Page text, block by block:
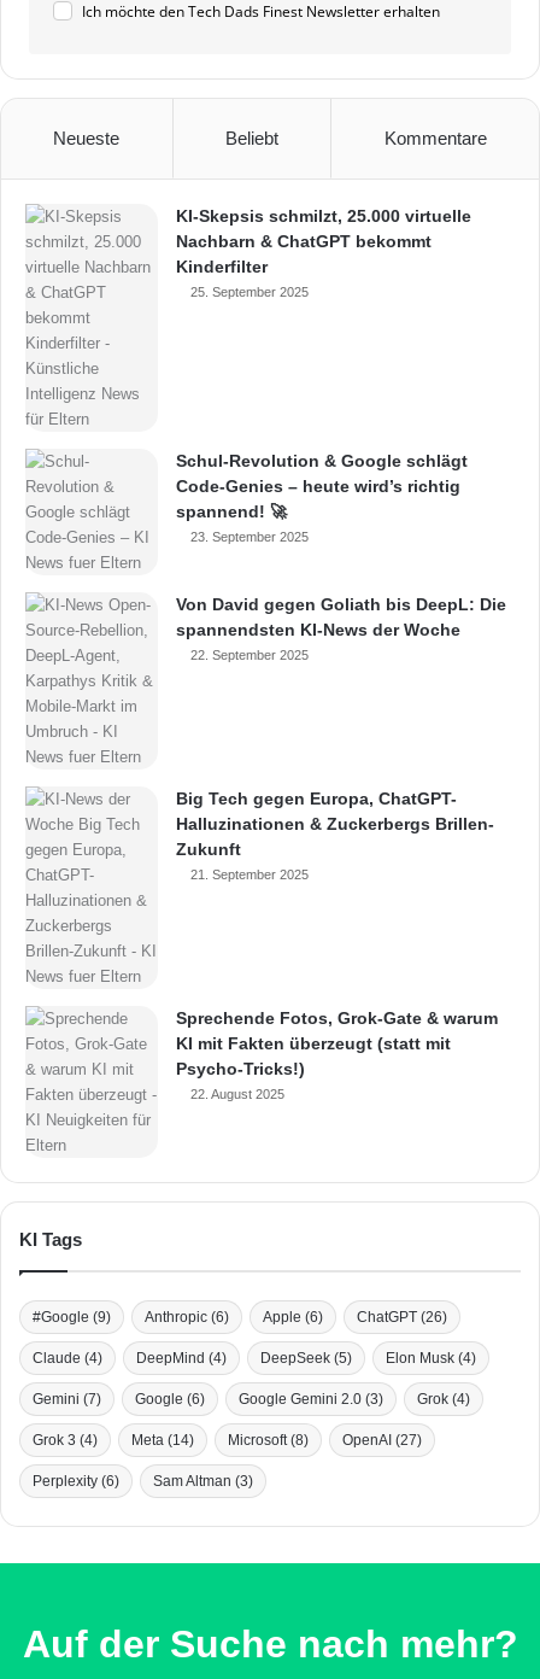
Ich möchte den Tech Dads Finest Newsletter erhalten
Neueste Beliebt Kommentare
KI-Skepsis schmilzt, 25.000 virtuelle
Nachbarn & ChatGPT bekommt
Kinderfilter
25. September 2025
Schul-Revolution & Google schlägt
Code-Genies – heute wird’s richtig
spannend! 🚀
23. September 2025
Von David gegen Goliath bis DeepL: Die
spannendsten KI-News der Woche
22. September 2025
Big Tech gegen Europa, ChatGPT-
Halluzinationen & Zuckerbergs Brillen-
Zukunft
21. September 2025
Sprechende Fotos, Grok-Gate & warum
KI mit Fakten überzeugt (statt mit
Psycho-Tricks!)
22. August 2025
KI Tags
#Google (9) Anthropic (6) Apple (6) ChatGPT (26)
Claude (4) DeepMind (4) DeepSeek (5) Elon Musk (4)
Gemini (7) Google (6) Google Gemini 2.0 (3) Grok (4)
Grok 3 (4) Meta (14) Microsoft(8) OpenAI (27)
Perplexity (6) Sam Altman (3)
Auf der Suche nach mehr?